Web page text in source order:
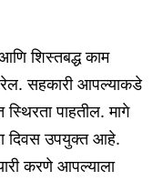
शिस्तबद्ध काम
ठरेल. सहकारी आपल्याकडे
पाहतील. मागे
दिवस उपयुक्त आहे.
करणे आपल्याला